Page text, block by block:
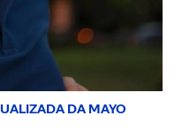
DA MAYO